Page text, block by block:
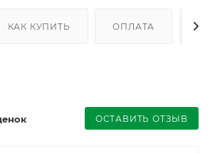
КАК КУПИТЬ ОПЛАТА
ОСТАВИТЬ ОТЗЫВ